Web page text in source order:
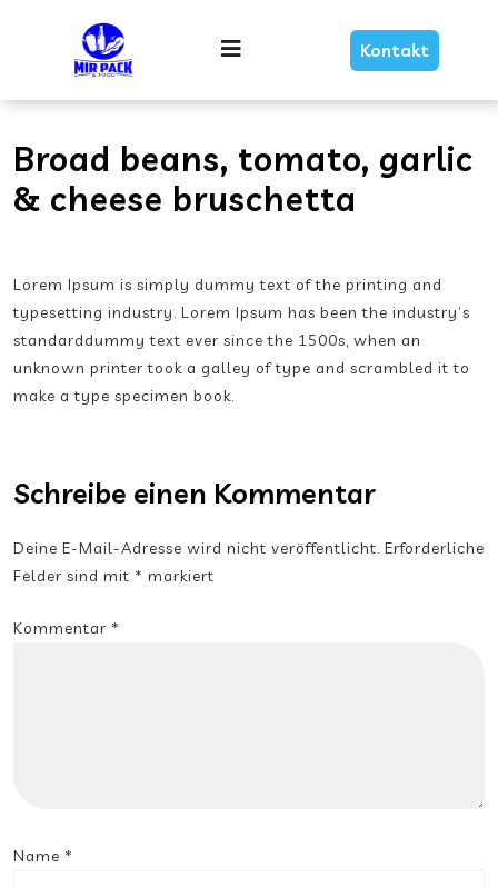
Menu Kontakt
Broad beans, tomato, garlic
& cheese bruschetta
Lorem Ipsum is simply dummy text of the printing and
typesetting industry. Lorem Ipsum has been the industry’s
standarddummy text ever since the 1500s, when an
unknown printer took a galley of type and scrambled it to
make a type specimen book.
Schreibe einen Kommentar
Deine E-Mail-Adresse wird nicht veröffentlicht. Erforderliche
Felder sind mit * markiert
Kommentar *
Name *